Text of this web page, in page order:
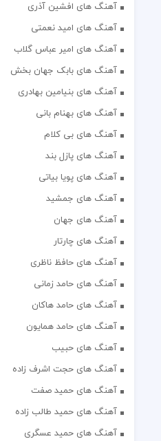
آهنگ های افشین آذری
آهنگ های امید نعمتی
آهنگ های امیر عباس گلاب
آهنگ های بابک جهان بخش
آهنگ های بنیامین بهادری
آهنگ های بهنام بانی
آهنگ های بی کلام
آهنگ های پازل بند
آهنگ های پویا بیاتی
آهنگ های جمشید
آهنگ های جهان
آهنگ های چارتار
آهنگ های حافظ ناظری
آهنگ های حامد زمانی
آهنگ های حامد هاکان
آهنگ های حامد همایون
آهنگ های حبیب
آهنگ های حجت اشرف زاده
آهنگ های حمید صفت
آهنگ های حمید طالب زاده
آهنگ های حمید عسگری